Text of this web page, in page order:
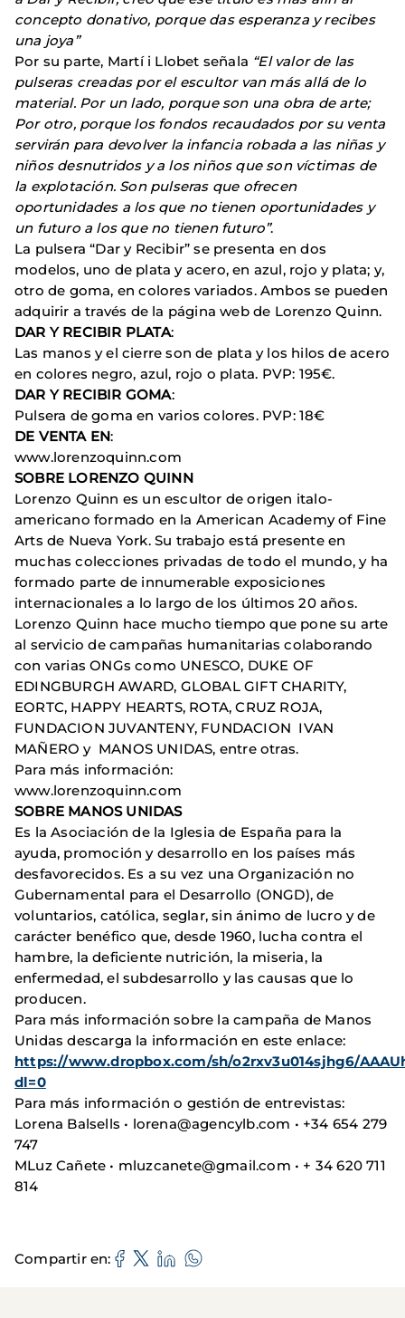
concepto donativo, porque das esperanza y recibes
una joya”
Por su parte, Martí i Llobet señala “El valor de las
pulseras creadas por el escultor van más allá de lo
material. Por un lado, porque son una obra de arte;
Por otro, porque los fondos recaudados por su venta
servirán para devolver la infancia robada a las niñas y
niños desnutridos y a los niños que son víctimas de
la explotación. Son pulseras que ofrecen
oportunidades a los que no tienen oportunidades y
un futuro a los que no tienen futuro”.
La pulsera “Dar y Recibir” se presenta en dos
modelos, uno de plata y acero, en azul, rojo y plata; y,
otro de goma, en colores variados. Ambos se pueden
adquirir a través de la página web de Lorenzo Quinn.
DAR Y RECIBIR PLATA:
Las manos y el cierre son de plata y los hilos de acero
en colores negro, azul, rojo o plata. PVP: 195€.
DAR Y RECIBIR GOMA:
Pulsera de goma en varios colores. PVP: 18€
DE VENTA EN:
www.lorenzoquinn.com
SOBRE LORENZO QUINN
Lorenzo Quinn es un escultor de origen italo-
americano formado en la American Academy of Fine
Arts de Nueva York. Su trabajo está presente en
muchas colecciones privadas de todo el mundo, y ha
formado parte de innumerable exposiciones
internacionales a lo largo de los últimos 20 años.
Lorenzo Quinn hace mucho tiempo que pone su arte
al servicio de campañas humanitarias colaborando
con varias ONGs como UNESCO, DUKE OF
EDINGBURGH AWARD, GLOBAL GIFT CHARITY,
EORTC, HAPPY HEARTS, ROTA, CRUZ ROJA,
FUNDACION JUVANTENY, FUNDACION IVAN
MAÑERO y MANOS UNIDAS, entre otras.
Para más información:
www.lorenzoquinn.com
SOBRE MANOS UNIDAS
Es la Asociación de la Iglesia de España para la
ayuda, promoción y desarrollo en los países más
desfavorecidos. Es a su vez una Organización no
Gubernamental para el Desarrollo (ONGD), de
voluntarios, católica, seglar, sin ánimo de lucro y de
carácter benéfico que, desde 1960, lucha contra el
hambre, la deficiente nutrición, la miseria, la
enfermedad, el subdesarrollo y las causas que lo
producen.
Para más información sobre la campaña de Manos
Unidas descarga la información en este enlace:
https://www.dropbox.com/sh/o2rxv3u014sjhg6/
dl=0
Para más información o gestión de entrevistas:
Lorena Balsells • lorena@agencylb.com • +34 654 279
747
MLuz Cañete • mluzcanete@gmail.com • + 34 620 711
814
Compartir en